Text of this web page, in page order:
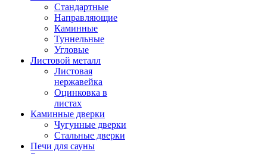
Стандартные
Направляющие
Каминные
Туннельные
Угловые
Листовой металл
Листовая
нержавейка
Оцинковка в
листах
Каминные дверки
Чугунные дверки
Стальные дверки
Печи для сауны